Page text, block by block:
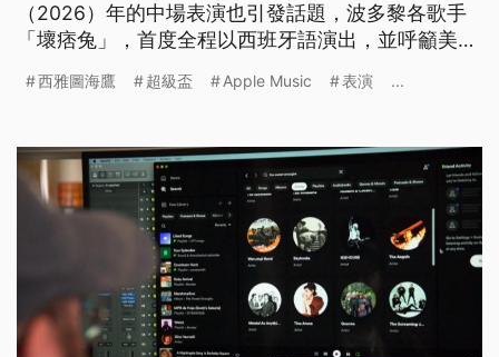
（2026）年的中場表演也引發話題，波多黎各歌手
「壞痞兔」，首度全程以西班牙語演出，並呼籲美洲
普重砲抨擊，是史上最糟的表演，保守派團體更同步
西雅圖海鷹 超級盃 Apple Music 表演 ...